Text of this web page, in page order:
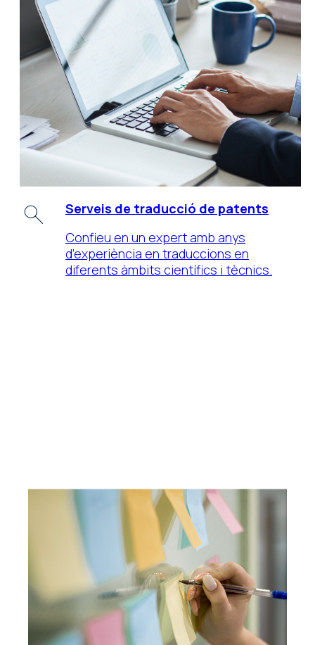
Serveis de traducció de patents
Confieu en un expert amb anys
d’experiència en traduccions en
diferents àmbits científics i tècnics.